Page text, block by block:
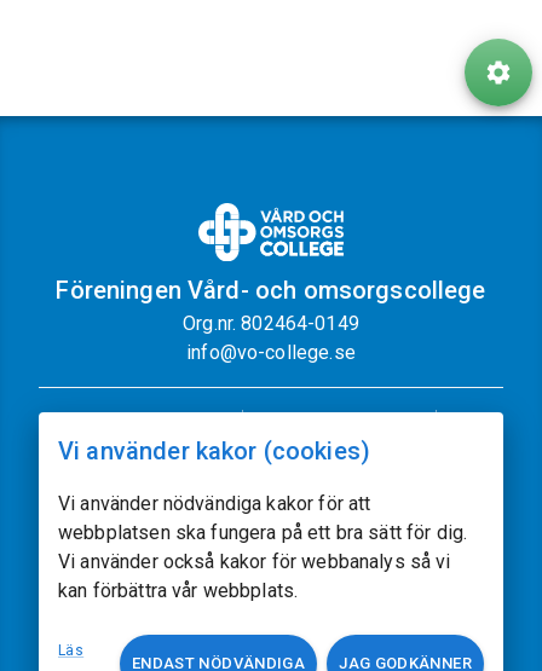
Föreningen Vård- och omsorgscollege
Org.nr. 802464-0149
info@vo-college.se
Sajtkarta
Följ oss
Vi använder kakor (cookies)
Vi använder nödvändiga kakor för att
webbplatsen ska fungera på ett bra sätt för dig.
Vi använder också kakor för webbanalys så vi
kan förbättra vår webbplats.
Läs
ENDAST NÖDVÄNDIGA JAG GODKÄNNER